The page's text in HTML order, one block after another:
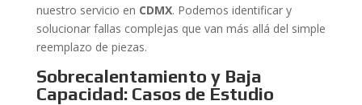
nuestro servicio en CDMX. Podemos identificar y
solucionar fallas complejas que van más allá del simple
reemplazo de piezas.
Sobrecalentamiento y Baja
Capacidad: Casos de Estudio